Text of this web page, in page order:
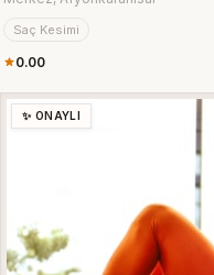
Saç Kesimi
0.00
✨ ONAYLI